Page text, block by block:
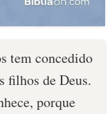
tem concedido
filhos de Deus.
porque